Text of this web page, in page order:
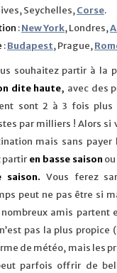
Seychelles,Corse.
:New York, Londres,
:Budapest, Prague,
souhaitez partir à la
dite haute, avec des
sont 2 à 3 fois plus
par milliers ! Alors si
mais sans payer
partir en basse saison
Vous ferez
peut ne pas être si
amis partent
pas la plus propice
de météo, mais les
parfois offrir de